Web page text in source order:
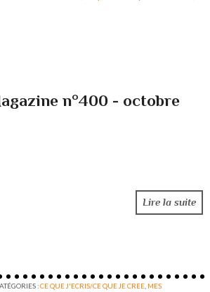
n°400 - octobre
Lire la suite
:CE QUE J'ECRIS/CE QUE JE CREE MES